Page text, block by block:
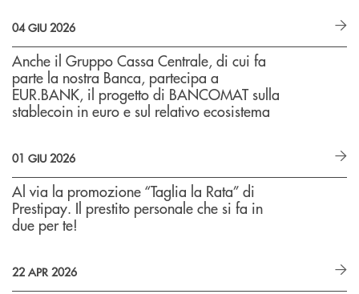
04 GIU 2026
Anche il Gruppo Cassa Centrale, di cui fa
parte la nostra Banca, partecipa a
EUR.BANK, il progetto di BANCOMAT sulla
stablecoin in euro e sul relativo ecosistema
01 GIU 2026
Al via la promozione “Taglia la Rata” di
Prestipay. Il prestito personale che si fa in
due per te!
22 APR 2026